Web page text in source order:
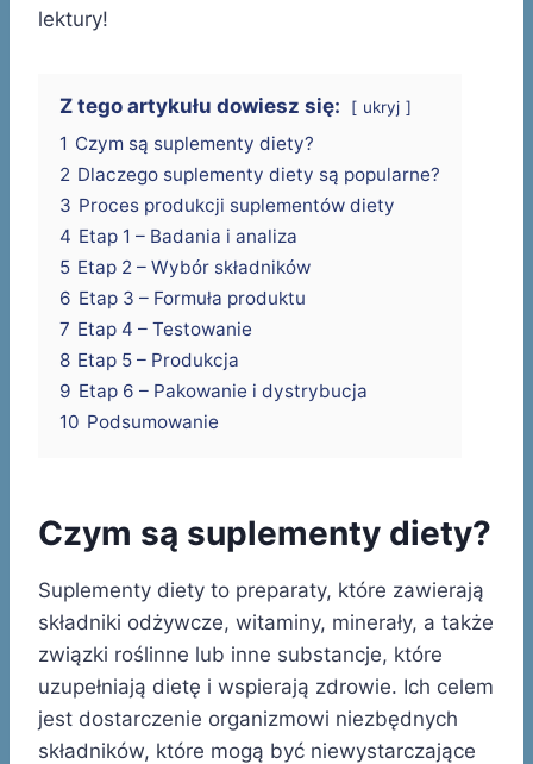
lektury!
Z tego artykułu dowiesz się: ukryj
1 Czym są suplementy diety?
2 Dlaczego suplementy diety są popularne?
3 Proces produkcji suplementów diety
4 Etap 1 – Badania i analiza
5 Etap 2 – Wybór składników
6 Etap 3 – Formuła produktu
7 Etap 4 – Testowanie
8 Etap 5 – Produkcja
9 Etap 6 – Pakowanie i dystrybucja
10 Podsumowanie
Czym są suplementy diety?
Suplementy diety to preparaty, które zawierają
składniki odżywcze, witaminy, minerały, a także
związki roślinne lub inne substancje, które
uzupełniają dietę i wspierają zdrowie. Ich celem
jest dostarczenie organizmowi niezbędnych
składników, które mogą być niewystarczające